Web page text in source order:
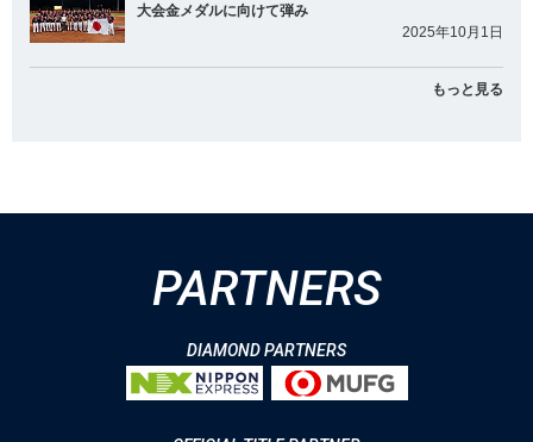
大会金メダルに向けて弾み
2025年10月1日
もっと見る
PARTNERS
DIAMOND PARTNERS